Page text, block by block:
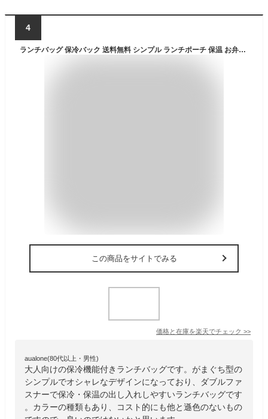
4
ランチバッグ 保冷バック 送料無料 シンプル ランチポーチ 保温 お弁当袋 口金入り ランチバッグ lunch_bag_f 保冷バッグ ランチバック ダブルファスナー がまぐち型 保冷 アルミ加工 がま口 ワイヤーバッグ at579
この商品をサイトでみる
価格と在庫を楽天でチェック >>
aualone(80代以上・男性)
大人向けの保冷機能付きランチバッグです。がまぐち型の
シンプルでオシャレなデザインになっており、ダブルファ
スナーで保冷・保温の出し入れしやすいランチバッグです
。カラーの種類もあり、コスト的にも他と遜色のないもの